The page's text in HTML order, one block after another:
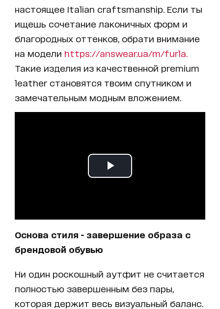
настоящее Italian craftsmanship. Если ты
ищешь сочетание лаконичных форм и
благородных оттенков, обрати внимание
на модели https://answear.ua/m/furla.
Такие изделия из качественной premium
leather становятся твоим спутником и
замечательным модным вложением.
Основа стиля - завершение образа с
брендовой обувью
Ни один роскошный аутфит не считается
полностью завершенным без пары,
которая держит весь визуальный баланс.